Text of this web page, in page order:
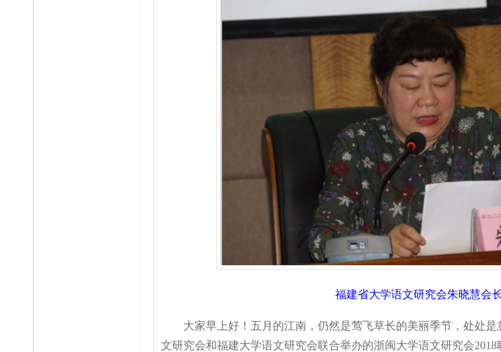
福建省大学语文研究会朱晓慧会
大家早上好！五月的江南，仍然是莺飞草长的美丽季节，处处是
文研究会和福建大学语文研究会联合举办的浙闽大学语文研究会